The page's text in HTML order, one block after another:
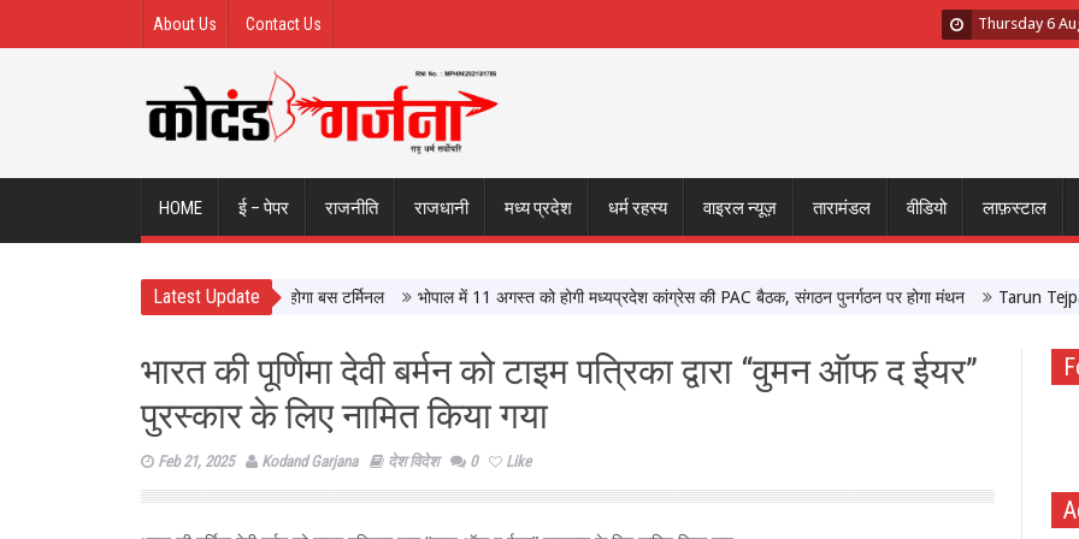
About Us Contact Us Thursday 6
HOME ई – पेपर राजनीति राजधानी मध्य प्रदेश धर्म रहस्य वाइरल न्यूज़ तारामंडल वीडियो लाफ़स्टाल
Latest Update
इंदौर ISBT, आधुनिक सुविधाओं से लैस होगा बस टर्मिनल भोपाल में 11 अगस्त को होगी मध्यप्रदेश कांग्रेस की PAC बैठक, संगठन पुनर्गठन पर होगा मंथन Tarun Tejpal
भारत की पूर्णिमा देवी बर्मन को टाइम पत्रिका द्वारा “वुमन ऑफ द ईयर”
पुरस्‍कार के लिए नामित किया गया
Feb 21, 2025 Kodand Garjana देश विदेश 0 Like